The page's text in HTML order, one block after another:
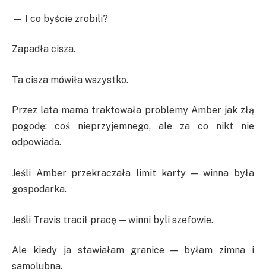
— I co byście zrobili?
Zapadła cisza.
Ta cisza mówiła wszystko.
Przez lata mama traktowała problemy Amber jak złą
pogodę: coś nieprzyjemnego, ale za co nikt nie
odpowiada.
Jeśli Amber przekraczała limit karty — winna była
gospodarka.
Jeśli Travis tracił pracę — winni byli szefowie.
Ale kiedy ja stawiałam granice — byłam zimna i
samolubna.